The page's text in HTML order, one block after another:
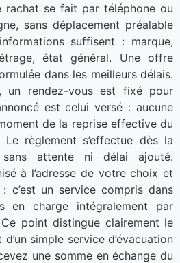
rachat se fait par téléphone ou
sans déplacement préalable
suffisent : marque,
état général. Une offre
dans les meilleurs délais.
un rendez-vous est fixé pour
est celui versé : aucune
de la reprise effective du
Le règlement s’effectue dès la
attente ni délai ajouté.
à l’adresse de votre choix et
c’est un service compris dans
en charge intégralement par
point distingue clairement le
simple service d’évacuation
une somme en échange du